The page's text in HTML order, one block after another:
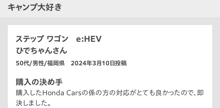
キャンプ大好き
ステップ ワゴン e:HEV
ひでちゃんさん
50代/男性/福岡県 2024年3月10日投稿
購入の決め手
購入したHonda Carsの係の方の対応がとても良かったので、即
決しました。